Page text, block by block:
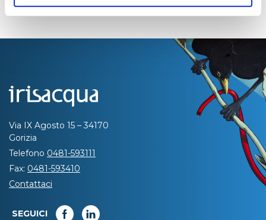
Via IX Agosto 15 – 34170
Gorizia
Telefono 0481-593111
Fax: 0481-593410
Contattaci
SEGUICI